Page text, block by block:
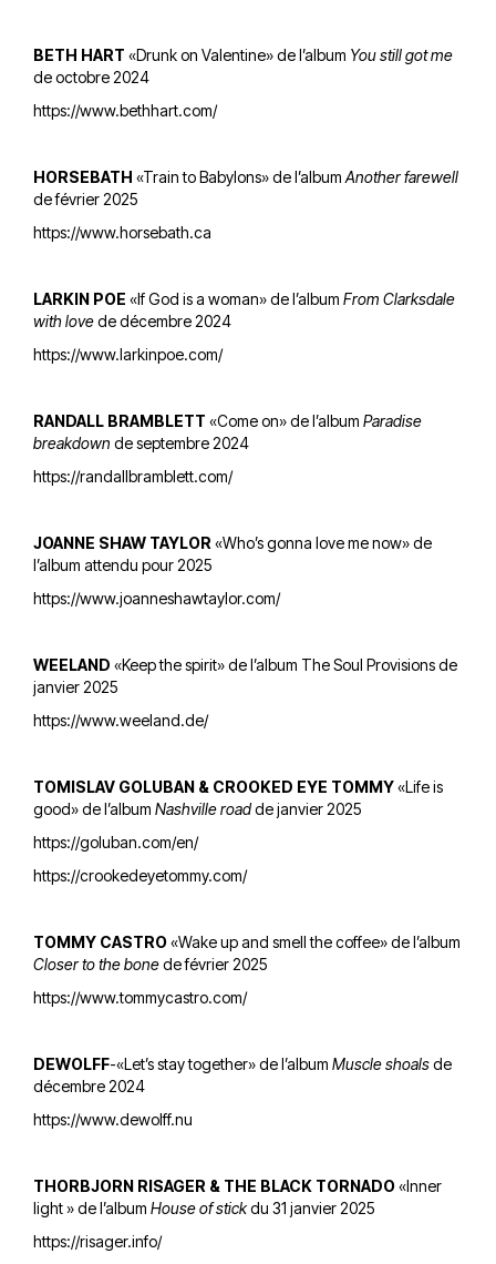
BETH HART «Drunk on Valentine» de l’album You still got me
de octobre 2024
https://www.bethhart.com/
HORSEBATH «Train to Babylons» de l’album Another farewell
de février 2025
https://www.horsebath.ca
LARKIN POE «If God is a woman» de l’album From Clarksdale
with lovede décembre 2024
https://www.larkinpoe.com/
RANDALL BRAMBLETT «Come on» de l’album Paradise
breakdown de septembre 2024
https://randallbramblett.com/
JOANNE SHAW TAYLOR «Who’s gonna love me now» de
l’album attendu pour 2025
https://www.joanneshawtaylor.com/
WEELAND «Keep the spirit» de l’album The Soul Provisions de
janvier 2025
https://www.weeland.de/
TOMISLAV GOLUBAN & CROOKED EYE TOMMY«Life is
good» de l’album Nashville roadde janvier 2025
https://goluban.com/en/
https://crookedeyetommy.com/
TOMMY CASTRO«Wake up and smell the coffee» de l’album
Closer to the bonede février 2025
https://www.tommycastro.com/
DEWOLFF-«Let’s stay together» de l’album Muscle shoalsde
décembre 2024
https://www.dewolff.nu
THORBJORN RISAGER & THE BLACK TORNADO«Inner
light » de l’album House of stickdu 31 janvier 2025
https://risager.info/